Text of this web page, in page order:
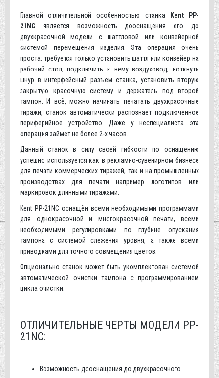
Главной отличительной особенностью станка
Kent PP-
21NС является возможность дооснащения его до
двухкрасочной модели с шаттловой или конвейерной
системой перемещения изделия. Эта операция очень
проста: требуется только установить шаттл или конвейер на
рабочий стол, подключить к нему воздуховод, воткнуть
шнур в интерфейсный разъем станка, установить вторую
закрытую красочную систему и держатель под второй
тампон. И всё, можно начинать печатать двухкрасочные
тиражи, станок автоматически распознает подключенное
периферийное устройство. Даже у неспециалиста эта
операция займет не более 2-х часов.
Данный станок в силу своей гибкости по оснащению
успешно используется как в рекламно-сувенирном бизнесе
для печати коммерческих тиражей, так и на промышленных
производствах для печати например логотипов или
маркировок длинными тиражами.
Kent PP-21NC оснащён всеми необходимыми программами
для однокрасочной и многокрасочной печати, всеми
необходимыми регулировками по глубине опускания
тампона с системой слежения уровня, а также всеми
приводками для точного совмещения цветов.
Опционально станок может быть укомплектован системой
автоматической очистки тампона с программированием
цикла очистки.
ОТЛИЧИТЕЛЬНЫЕ ЧЕРТЫ МОДЕЛИ PP-
21NС:
Возможность дооснащения до двухкрасочного